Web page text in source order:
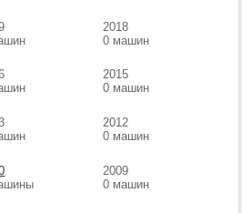
2018
0 машин
2015
0 машин
2012
0 машин
2009
0 машин